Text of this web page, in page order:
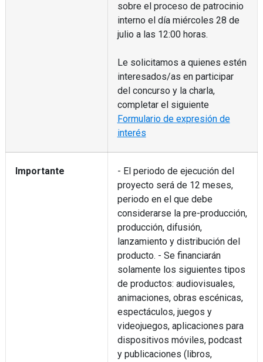
sobre el proceso de patrocinio
interno el día miércoles 28 de
julio a las 12:00 horas.
Le solicitamos a quienes estén
interesados/as en participar
del concurso y la charla,
completar el siguiente
Formulario de expresión de
interés
Importante
- El periodo de ejecución del
proyecto será de 12 meses,
periodo en el que debe
considerarse la pre-producción,
producción, difusión,
lanzamiento y distribución del
producto. - Se financiarán
solamente los siguientes tipos
de productos: audiovisuales,
animaciones, obras escénicas,
espectáculos, juegos y
videojuegos, aplicaciones para
dispositivos móviles, podcast
y publicaciones (libros,